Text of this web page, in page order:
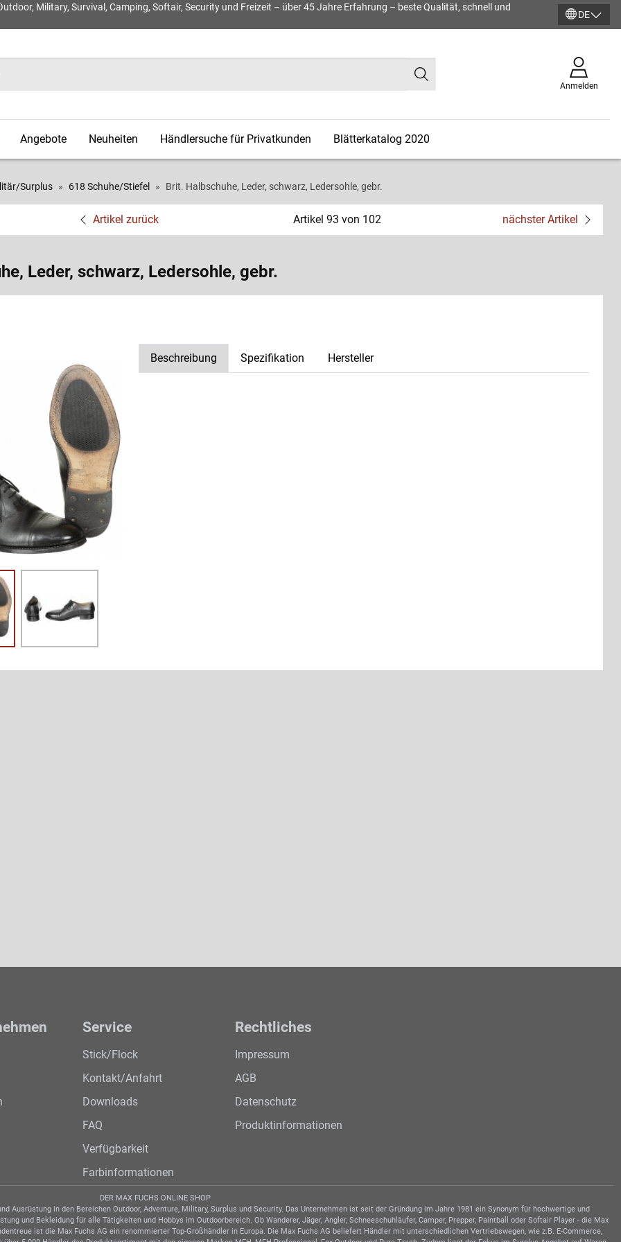
Military, Survival, Camping, Softair, Security und Freizeit – über 45 Jahre Erfahrung – beste Qualität, schnell und
DE
Anmelden
Angebote Neuheiten Händlersuche für Privatkunden Blätterkatalog 2020
Surplus 618 Schuhe/Stiefel Brit. Halbschuhe, Leder, schwarz, Ledersohle, gebr.
Artikel zurück Artikel 93 von 102 nächster Artikel
Leder, schwarz, Ledersohle, gebr.
Beschreibung Spezifikation Hersteller
Service
Stick/Flock
Kontakt/Anfahrt
Downloads
FAQ
Verfügbarkeit
Farbinformationen
Rechtliches
Impressum
AGB
Datenschutz
Produktinformationen
DER MAX FUCHS ONLINE SHOP
Ausrüstung in den Bereichen Outdoor, Adventure, Military, Surplus und Security. Das Unternehmen ist seit der Gründung im Jahre 1981 ein Synonym für hochwertige und
und Bekleidung für alle Tätigkeiten und Hobbys im Outdoorbereich. Ob Wanderer, Jäger, Angler, Schneeschuhläufer, Camper, Prepper, Paintball oder Softair Player - die Max
ist die Max Fuchs AG ein renommierter Top-Großhändler in Europa. Die Max Fuchs AG beliefert Händler mit unterschiedlichen Vertriebswegen, wie z.B. E-Commerce,